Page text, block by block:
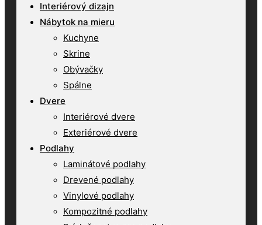
Interiérový dizajn
Nábytok na mieru
Kuchyne
Skrine
Obývačky
Spálne
Dvere
Interiérové dvere
Exteriérové dvere
Podlahy
Laminátové podlahy
Drevené podlahy
Vinylové podlahy
Kompozitné podlahy